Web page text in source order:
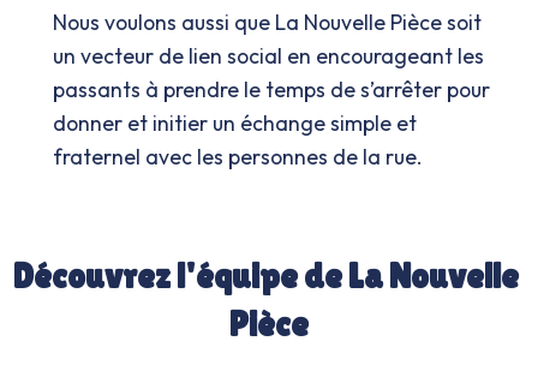
Nous voulons aussi que La Nouvelle Pièce soit
un vecteur de lien social en encourageant les
passants à prendre le temps de s’arrêter pour
donner et initier un échange simple et
fraternel avec les personnes de la rue.
Découvrez l'équipe de La Nouvelle
Pièce